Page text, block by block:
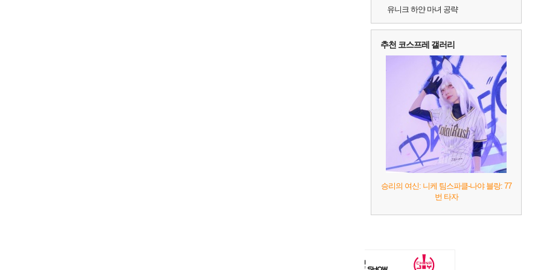
유니크 하얀 마녀 공략
추천 코스프레 갤러리
승리의 여신: 니케 팀스파클-나야 블랑: 77
번 타자